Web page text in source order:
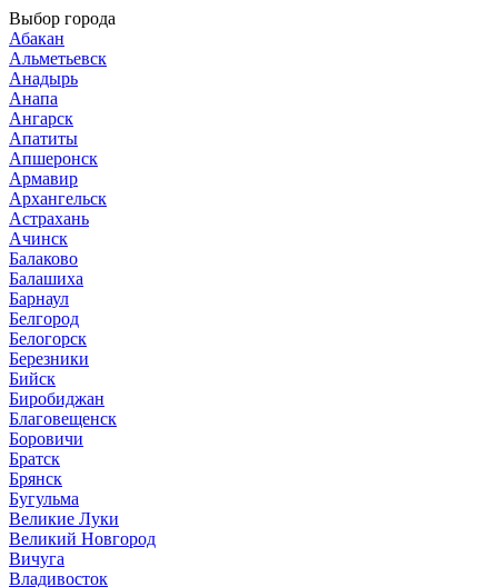
Выбор города
Абакан
Альметьевск
Анадырь
Анапа
Ангарск
Апатиты
Апшеронск
Армавир
Архангельск
Астрахань
Ачинск
Балаково
Балашиха
Барнаул
Белгород
Белогорск
Березники
Бийск
Биробиджан
Благовещенск
Боровичи
Братск
Брянск
Бугульма
Великие Луки
Великий Новгород
Вичуга
Владивосток